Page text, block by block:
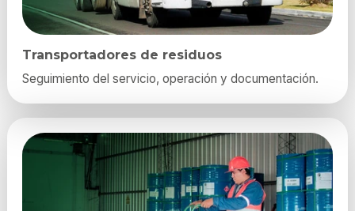
Transportadores de residuos
Seguimiento del servicio, operación y documentación.